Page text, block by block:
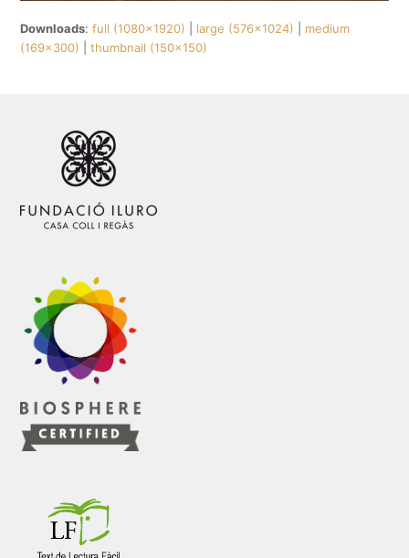
Downloads:full (1080x1920) large (576x1024)
medium
(169x300) |thumbnail (150x150)